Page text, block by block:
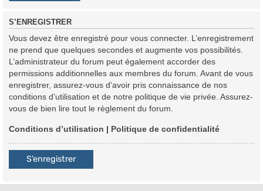
S’ENREGISTRER
Vous devez être enregistré pour vous connecter. L’enregistrement
ne prend que quelques secondes et augmente vos possibilités.
L’administrateur du forum peut également accorder des
permissions additionnelles aux membres du forum. Avant de vous
enregistrer, assurez-vous d’avoir pris connaissance de nos
conditions d’utilisation et de notre politique de vie privée. Assurez-
vous de bien lire tout le règlement du forum.
Conditions d’utilisation | Politique de confidentialité
S’enregistrer